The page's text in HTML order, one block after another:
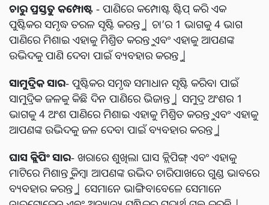
ଚାରୁ ପ୍ରସ୍ତୁତ କମ୍ପୋଷ୍ଟ - ପାଣିରେ କମ୍ପୋଷ୍ଟ ଷ୍ଟିପ୍ କରି ଏକ
ପୁଷ୍ଟିକର ସମୃଦ୍ଧ ତରଳ ସୃଷ୍ଟି କରନ୍ତୁ | ଚା’ର 1 ଭାଗକୁ 4 ଭାଗ
ପାଣିରେ ମିଶାଇ ଏହାକୁ ମିଶ୍ରିତ କରନ୍ତୁ ଏବଂ ଏହାକୁ ଆପଣଙ୍କ
ଉଦ୍ଭିଦକୁ ପାଣି ଦେବା ପାଇଁ ବ୍ୟବହାର କରନ୍ତୁ |
ସାମୁଦ୍ରିକ ସାର- ପୁଷ୍ଟିକର ସମୃଦ୍ଧ ସମାଧାନ ସୃଷ୍ଟି କରିବା ପାଇଁ
ସାମୁଦ୍ରିକ ଜଳକୁ କିଛି ଦିନ ପାଣିରେ ଭିଜାନ୍ତୁ | ସମୁଦ୍ର ଅଂଶର 1
ଭାଗକୁ 4 ଅଂଶ ପାଣିରେ ମିଶାଇ ଏହାକୁ ମିଶ୍ରିତ କରନ୍ତୁ ଏବଂ ଏହାକୁ
ଆପଣଙ୍କ ଉଦ୍ଭିଦକୁ ଜଳ ଦେବା ପାଇଁ ବ୍ୟବହାର କରନ୍ତୁ |
ଘାସ କ୍ଲିପିଂ ସାର- ଖରାରେ ଶୁଖିଲା ଘାସ କ୍ଲିପିଙ୍ଗ୍ ଏବଂ ଏହାକୁ
ମାଟିରେ ମିଶାନ୍ତୁ କିମ୍ବା ଆପଣଙ୍କ ଉଦ୍ଭିଦ ଚାରିପାଖରେ ଗୁଣ୍ଡ ଭାବରେ
ବ୍ୟବହାର କରନ୍ତୁ | ସେମାନେ ଭାଙ୍ଗିବାବେଳେ ସେମାନେ